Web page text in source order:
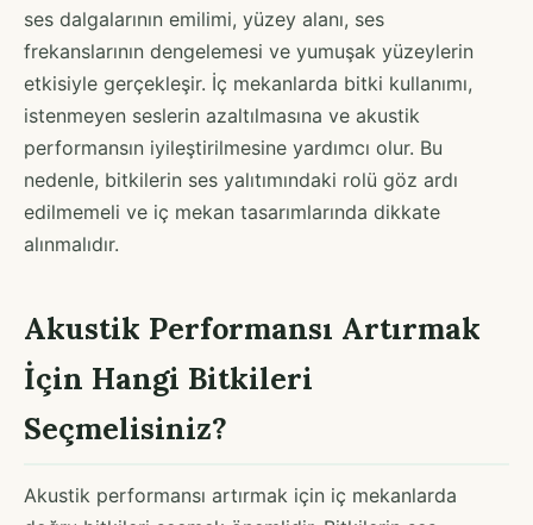
ses dalgalarının emilimi, yüzey alanı, ses
frekanslarının dengelemesi ve yumuşak yüzeylerin
etkisiyle gerçekleşir. İç mekanlarda bitki kullanımı,
istenmeyen seslerin azaltılmasına ve akustik
performansın iyileştirilmesine yardımcı olur. Bu
nedenle, bitkilerin ses yalıtımındaki rolü göz ardı
edilmemeli ve iç mekan tasarımlarında dikkate
alınmalıdır.
Akustik Performansı Artırmak
İçin Hangi Bitkileri
Seçmelisiniz?
Akustik performansı artırmak için iç mekanlarda